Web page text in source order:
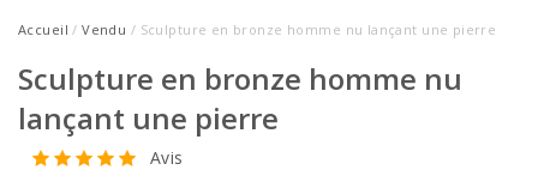
Accueil /Vendu / Sculpture en bronze homme nu lançant une pierre
Sculpture en bronze homme nu
lançant une pierre
Avis